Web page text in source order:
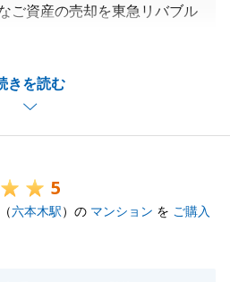
きを読む
ご資産の売却を東急リバブル
無事にお引渡しができました
しく思います。
お気軽にお申し付け頂けたら
合いをどうぞ宜しくお願い申
5
（六本木駅）の マンション を ご購入